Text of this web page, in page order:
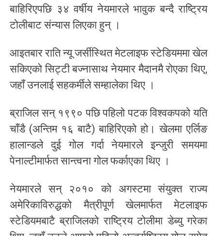
बाहिरिएपछि ३४ वर्षीय नेयमारले भावुक बन्दै राष्ट्रिय
टोलीबाट संन्यास लिएका हुन् ।
आइतबार राति न्यू जर्सीस्थित मेटलाइफ स्टेडियममा खेल
सकिएको सिट्टी बज्नासाथ नेयमार मैदानमै रोएका थिए,
जहाँ उनलाई सहकर्मीले सम्हालेका थिए ।
ब्राजिल सन् १९९० पछि पहिलो पटक विश्वकपको यति
चाँडै (अन्तिम १६ बाटै) बाहिरिएको हो। खेलमा एर्लिङ
हालान्डले दुई गोल गर्दा नेयमारले इन्जुरी समयमा
पेनाल्टीमार्फत सान्त्वना गोल फर्काएका थिए ।
नेयमारले सन् २०१० को अगस्टमा संयुक्त राज्य
अमेरिकाविरुद्धको मैत्रीपूर्ण खेलमार्फत मेटलाइफ
स्टेडियमबाटै ब्राजिलको राष्ट्रिय टोलीमा डेब्यु गरेका